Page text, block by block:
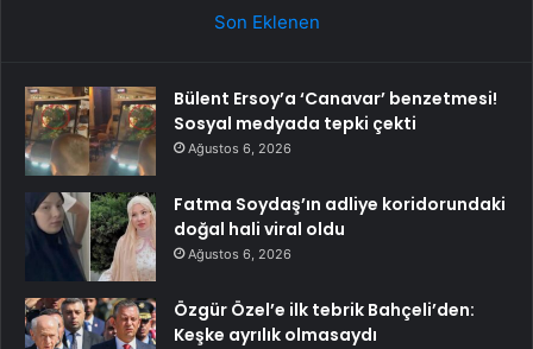
Son Eklenen
Bülent Ersoy’a ‘Canavar’ benzetmesi!
Sosyal medyada tepki çekti
Ağustos 6, 2026
Fatma Soydaş’ın adliye koridorundaki
doğal hali viral oldu
Ağustos 6, 2026
Özgür Özel’e ilk tebrik Bahçeli’den:
Keşke ayrılık olmasaydı